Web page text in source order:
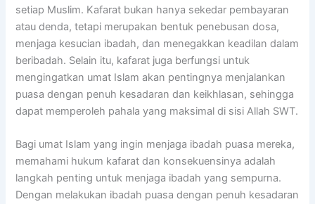
setiap Muslim. Kafarat bukan hanya sekedar pembayaran
atau denda, tetapi merupakan bentuk penebusan dosa,
menjaga kesucian ibadah, dan menegakkan keadilan dalam
beribadah. Selain itu, kafarat juga berfungsi untuk
mengingatkan umat Islam akan pentingnya menjalankan
puasa dengan penuh kesadaran dan keikhlasan, sehingga
dapat memperoleh pahala yang maksimal di sisi Allah SWT.
Bagi umat Islam yang ingin menjaga ibadah puasa mereka,
memahami hukum kafarat dan konsekuensinya adalah
langkah penting untuk menjaga ibadah yang sempurna.
Dengan melakukan ibadah puasa dengan penuh kesadaran